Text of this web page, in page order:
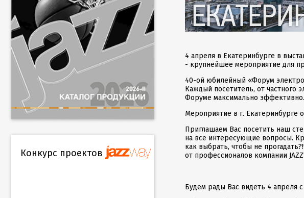
Конкурс проектов
4 апреля в Екатеринбурге в
- крупнейшее мероприятие для
40-ой юбилейный «Форум
Каждый посетитель, от частного
Форуме максимально эффективно.
Мероприятие в г. Екатеринбурге
Приглашаем Вас посетить наш
на все интересующие вопросы.
как выбрать, чтобы не
от профессионалов компании
Будем рады Вас видеть 4 апреля с